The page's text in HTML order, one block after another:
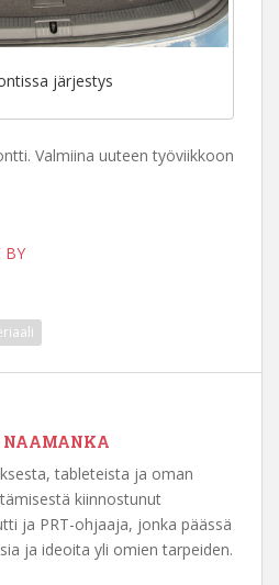
järjestys
Valmiina uuteen työviikkoon
BY
NAAMANKA
tableteista ja oman
kiinnostunut
ja PRT-ohjaaja, jonka päässä
ja ideoita yli omien tarpeiden.